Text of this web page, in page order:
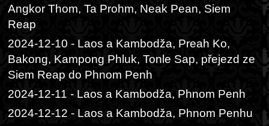
Angkor Thom, Ta Prohm, Neak Pean, Siem
Reap
2024-12-10 - Laos a Kambodža, Preah Ko,
Bakong, Kampong Phluk, Tonle Sap, přejezd ze
Siem Reap do Phnom Penh
2024-12-11 - Laos a Kambodža, Phnom Penh
2024-12-12 - Laos a Kambodža, Phnom Penhu